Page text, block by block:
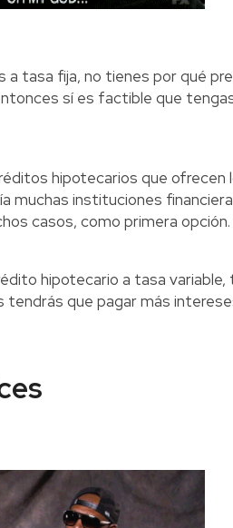
tasa fija, no tienes por qué
sí es factible que
hipotecarios que ofrecen
muchas instituciones
casos, como primera opción.
hipotecario a tasa variable,
que pagar más